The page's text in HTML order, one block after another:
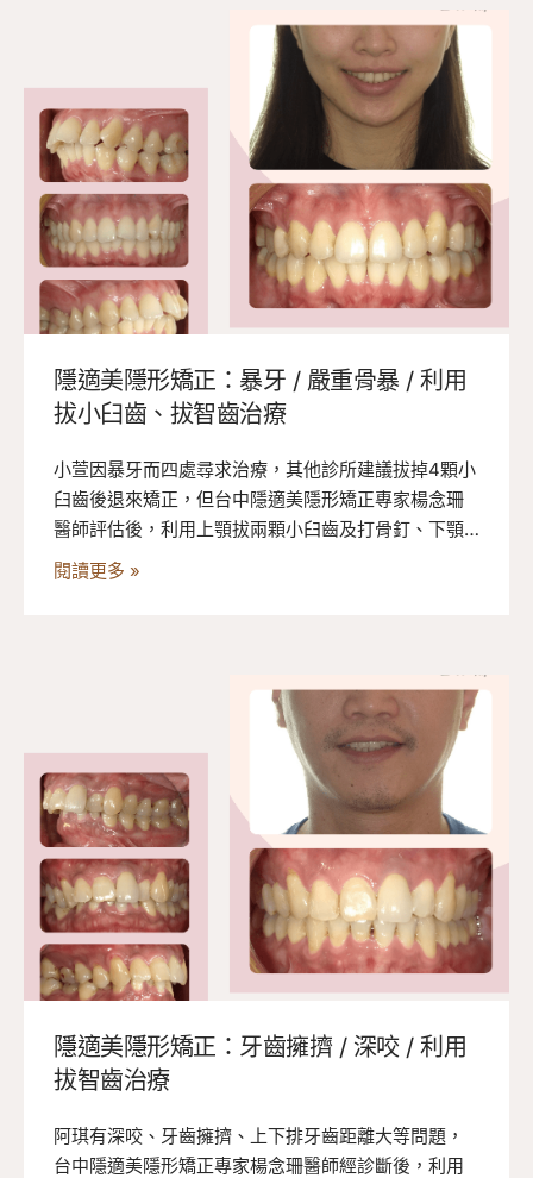
隱適美隱形矯正：暴牙 / 嚴重骨暴 / 利用
拔小臼齒、拔智齒治療
小萱因暴牙而四處尋求治療，其他診所建議拔掉4顆小
臼齒後退來矯正，但台中隱適美隱形矯正專家楊念珊
醫師評估後，利用上顎拔兩顆小臼齒及打骨釘、下顎
拔智齒的方式來矯正，爭取拔最少的牙齒達到最佳效
閱讀更多 »
隱適美隱形矯正：牙齒擁擠 / 深咬 / 利用
拔智齒治療
阿琪有深咬、牙齒擁擠、上下排牙齒距離大等問題，
台中隱適美隱形矯正專家楊念珊醫師經診斷後，利用